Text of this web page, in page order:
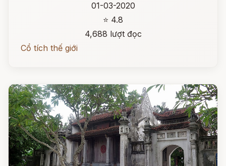
01-03-2020
⭐ 4.8
4,688 lượt đọc
Cổ tích thế giới